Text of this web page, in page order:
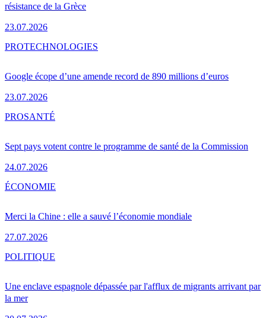
résistance de la Grèce
23.07.2026
Google écope d’une amende record de 890 millions d’euros
23.07.2026
PROTECHNOLOGIES
Sept pays votent contre le programme de santé de la Commission
24.07.2026
PROSANTÉ
Merci la Chine : elle a sauvé l’économie mondiale
27.07.2026
ÉCONOMIE
Une enclave espagnole dépassée par l'afflux de migrants arrivant par
la mer
POLITIQUE